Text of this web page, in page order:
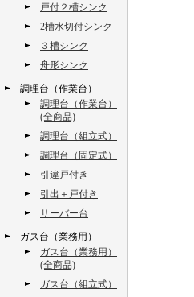
戸付２槽シンク
2槽水切付シンク
３槽シンク
舟形シンク
調理台（作業台）
調理台（作業台）
(全商品)
調理台（組立式）
調理台（固定式）
引違戸付き
引出＋戸付き
サーバー台
ガス台（業務用）
ガス台（業務用）
(全商品)
ガス台（組立式）